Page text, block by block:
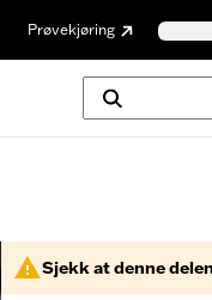
Prøvekjøring
Sjekk at denne